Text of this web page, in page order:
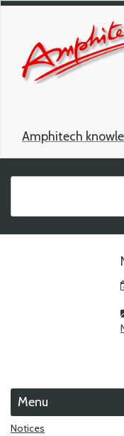
Amphitech
Menu
Notices